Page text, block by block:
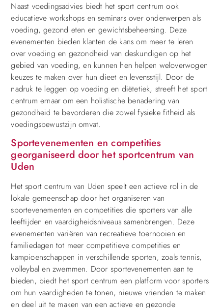
Naast voedingsadvies biedt het sport centrum ook
educatieve workshops en seminars over onderwerpen als
voeding, gezond eten en gewichtsbeheersing. Deze
evenementen bieden klanten de kans om meer te leren
over voeding en gezondheid van deskundigen op het
gebied van voeding, en kunnen hen helpen weloverwogen
keuzes te maken over hun dieet en levensstijl. Door de
nadruk te leggen op voeding en diëtetiek, streeft het sport
centrum ernaar om een holistische benadering van
gezondheid te bevorderen die zowel fysieke fitheid als
voedingsbewustzijn omvat.
Sportevenementen en competities
georganiseerd door het sportcentrum van
Uden
Het sport centrum van Uden speelt een actieve rol in de
lokale gemeenschap door het organiseren van
sportevenementen en competities die sporters van alle
leeftijden en vaardigheidsniveaus samenbrengen. Deze
evenementen variëren van recreatieve toernooien en
familiedagen tot meer competitieve competities en
kampioenschappen in verschillende sporten, zoals tennis,
volleybal en zwemmen. Door sportevenementen aan te
bieden, biedt het sport centrum een platform voor sporters
om hun vaardigheden te tonen, nieuwe vrienden te maken
en deel uit te maken van een actieve en gezonde